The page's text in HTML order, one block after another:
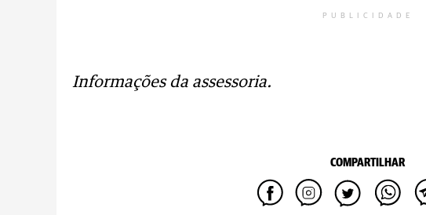
PUBLICIDADE
Informações da assessoria.
COMPARTILHAR